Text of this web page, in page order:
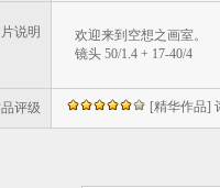
说明
欢迎来到空想之画室。
镜头 50/1.4 + 17-40/4
评级 [精华作品]